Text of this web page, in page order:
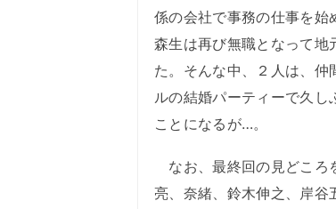
係の会社で事務の仕事を始
森生は再び無職となって地
た。そんな中、２人は、仲
ルの結婚パーティーで久し
ことになるが…。
なお、最終回の見どころ
亮、奈緒、鈴木伸之、岸谷